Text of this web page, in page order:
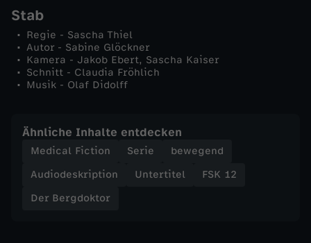
Stab
Regie - Sascha Thiel
Autor - Sabine Glöckner
Kamera - Jakob Ebert, Sascha Kaiser
Schnitt - Claudia Fröhlich
Musik - Olaf Didolff
Ähnliche Inhalte entdecken
Medical Fiction Serie
bewegend
Audiodeskription
Untertitel
FSK 12
Der Bergdoktor